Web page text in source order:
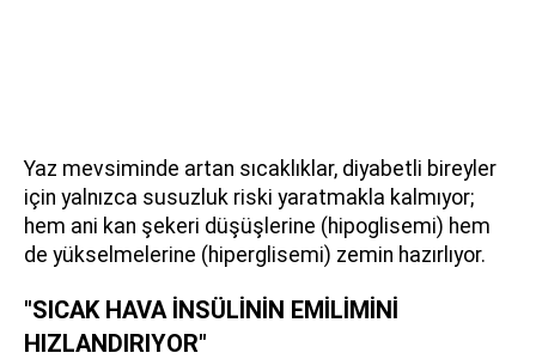
Yaz mevsiminde artan sıcaklıklar, diyabetli bireyler
için yalnızca susuzluk riski yaratmakla kalmıyor;
hem ani kan şekeri düşüşlerine (hipoglisemi) hem
de yükselmelerine (hiperglisemi) zemin hazırlıyor.
"SICAK HAVA İNSÜLİNİN EMİLİMİNİ
HIZLANDIRIYOR"